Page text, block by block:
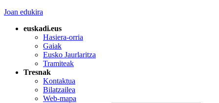
Joan edukira
euskadi.eus
Hasiera-orria
Gaiak
Eusko Jaurlaritza
Tramiteak
Tresnak
Kontaktua
Bilatzailea
Web-mapa